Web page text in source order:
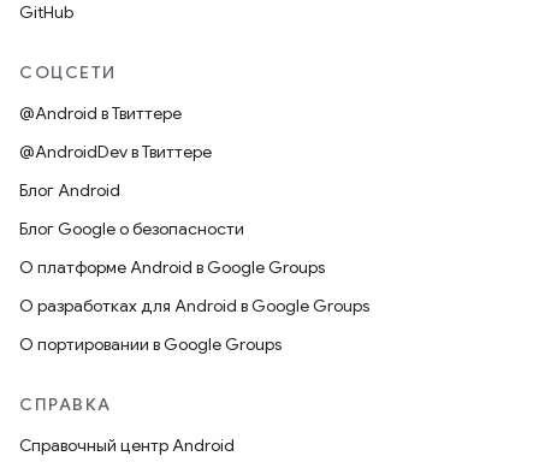
GitHub
СОЦСЕТИ
@Android в Твиттере
@AndroidDev в Твиттере
Блог Android
Блог Google о безопасности
О платформе Android в Google Groups
О разработках для Android в Google Groups
О портировании в Google Groups
СПРАВКА
Справочный центр Android